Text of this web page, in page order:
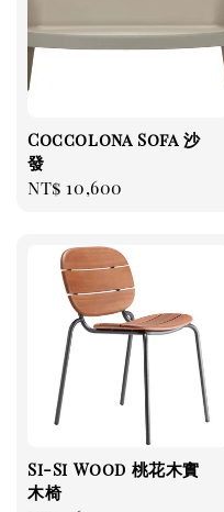
Coccolona Sofa 沙
發
Regular
NT$ 10,600
Si-Si Wood 桃花木實
木椅